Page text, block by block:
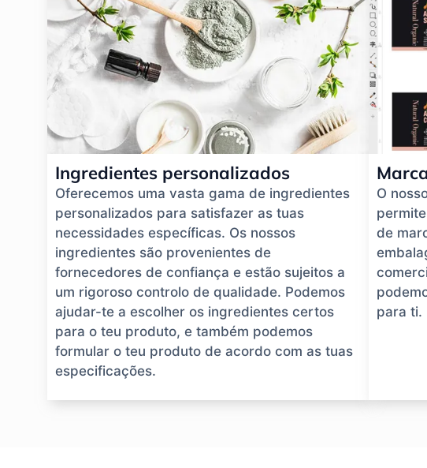
Ingredientes personalizados
Oferecemos uma vasta gama de ingredientes
personalizados para satisfazer as tuas
necessidades específicas. Os nossos
ingredientes são provenientes de
fornecedores de confiança e estão sujeitos a
um rigoroso controlo de qualidade. Podemos
ajudar-te a escolher os ingredientes certos
para o teu produto, e também podemos
formular o teu produto de acordo com as tuas
especificações.
O
de
para ti.